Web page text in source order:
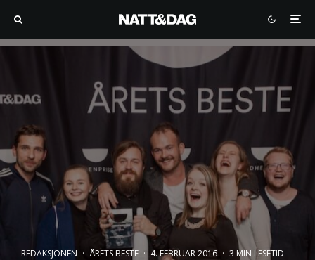
REDAKSJONEN · ÅRETS BESTE · 4. FEBRUAR 2016 · 3 MIN LESETID